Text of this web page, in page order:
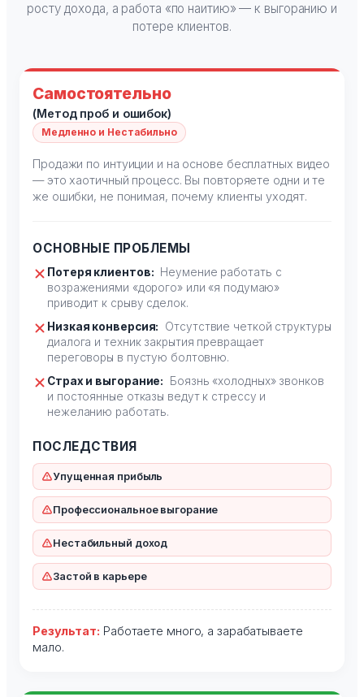
росту дохода, а работа «по наитию» — к выгоранию и
потере клиентов.
Самостоятельно
(Метод проб и ошибок)
Медленно и Нестабильно
Продажи по интуиции и на основе бесплатных видео
— это хаотичный процесс. Вы повторяете одни и те
же ошибки, не понимая, почему клиенты уходят.
ОСНОВНЫЕ ПРОБЛЕМЫ
Потеря клиентов:
Неумение работать с
возражениями «дорого» или «я подумаю»
приводит к срыву сделок.
Низкая конверсия:
Отсутствие четкой структуры
диалога и техник закрытия превращает
переговоры в пустую болтовню.
Страх и выгорание:
Боязнь «холодных» звонков
и постоянные отказы ведут к стрессу и
нежеланию работать.
ПОСЛЕДСТВИЯ
Упущенная прибыль
Профессиональное выгорание
Нестабильный доход
Застой в карьере
Результат: Работаете много, а зарабатываете
мало.